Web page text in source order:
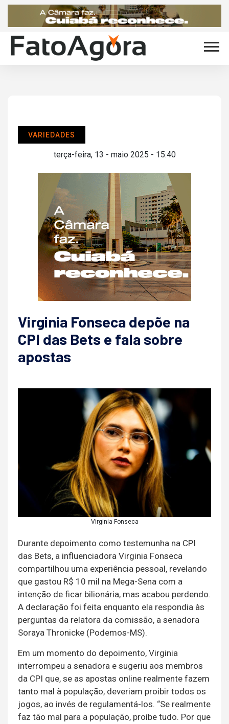
VARIEDADES
terça-feira, 13 - maio 2025 - 15:40
Virginia Fonseca depõe na
CPI das Bets e fala sobre
apostas
Virginia Fonseca
Durante depoimento como testemunha na CPI
das Bets, a influenciadora Virginia Fonseca
compartilhou uma experiência pessoal, revelando
que gastou R$ 10 mil na Mega-Sena com a
intenção de ficar bilionária, mas acabou perdendo.
A declaração foi feita enquanto ela respondia às
perguntas da relatora da comissão, a senadora
Soraya Thronicke (Podemos-MS).
Em um momento do depoimento, Virginia
interrompeu a senadora e sugeriu aos membros
da CPI que, se as apostas online realmente fazem
tanto mal à população, deveriam proibir todos os
jogos, ao invés de regulamentá-los. “Se realmente
faz tão mal para a população, proíbe tudo. Por que